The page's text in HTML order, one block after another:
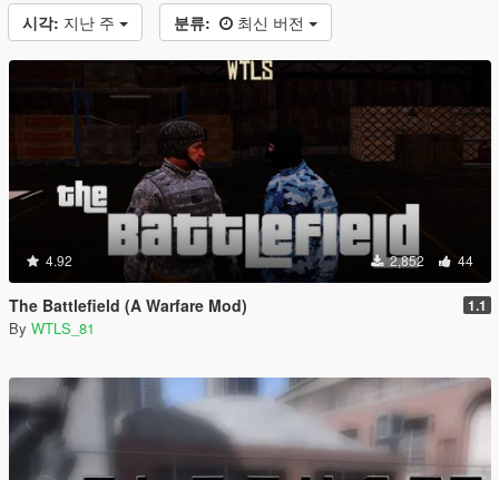
시각: 지난 주 분류: 최신 버전
4.92 2,852 44
The Battlefield (A Warfare Mod) 1.1
By WTLS_81